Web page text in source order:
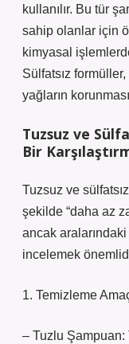
kullanılır. Bu tür
sahip olanlar için
kimyasal
Sülfatsız
yağların
Tuzsuz ve
Bir
Tuzsuz ve
şekilde “daha az
ancak
incelemek
1. Temizleme
– Tuzlu Şampuan: